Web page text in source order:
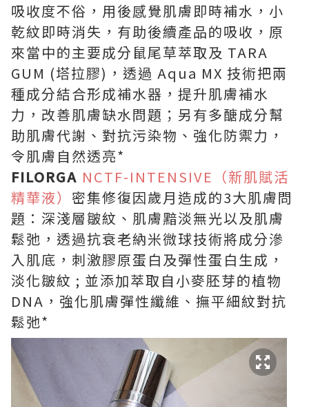
吸收度不俗，用後感覺肌膚即時補水，小
乾紋即時消失，有助後續產品的吸收，原
來當中的主要成分鼠尾草萃取及 TARA
GUM (塔拉膠)，透過 Aqua MX 技術把兩
種成分結合形成補水器，提升肌膚補水
力，改善肌膚缺水問題；另有多醣成分幫
助肌膚代謝、對抗污染物、強化防禦力，
令肌膚自然透亮*
FILORGA NCTF-INTENSIVE（新肌賦活
精華液） 密集修復因歲月造成的3大肌膚問
題：深淺層皺紋、肌膚黯淡無光以及肌膚
鬆弛，透過抗衰老納米微球技術將成分滲
入肌底，刺激膠原蛋白及彈性蛋白生成，
淡化皺紋 ; 並添加萃取自小麥胚芽的植物
DNA，強化肌膚彈性纖維、撫平細紋對抗
鬆弛*